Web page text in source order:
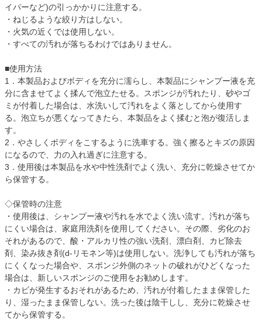
イパーなど)の引っかかりに注意する。
・ねじるような絞り方はしない。
・火気の近くでは使用しない。
・すべての汚れが落ちるわけではありません。
■使用方法
1．本製品およびボディを充分に濡らし、本製品にシャンプー液を充
分に含ませてよく揉んで泡立たせる。スポンジが汚れたり、砂やゴ
ミが付着した場合は、水洗いして汚れをよく落としてから使用す
る。泡立ちが悪くなってきたら、本製品をよく揉むと泡が復活しま
す。
2．やさしくボディをこするように洗車する。強く擦るとキズの原因
になるので、力の入れ過ぎに注意する。
3．使用後は本製品を水や中性洗剤でよく洗い、充分に乾燥させてか
ら保管する。
◇保管時の注意
・使用後は、シャンプー液や汚れを水でよく洗い流す。汚れが落ち
にくい場合は、家庭用洗剤を使用してください。その際、劣化のお
それがあるので、酸・アルカリ性の強い洗剤、漂白剤、カビ除去
剤、染み抜き剤(d-リモネン等)は使用しない。洗浄しても汚れが落ち
にくくなった場合や、スポンジ外側のネットの破れがひどくなった
場合は、新しいスポンジのご使用をお勧めします。
・カビが発生するおそれがあるため、汚れが付着したまま保管した
り、湿ったまま保管しない。洗った後は陰干しし、充分に乾燥させ
てから保管する。